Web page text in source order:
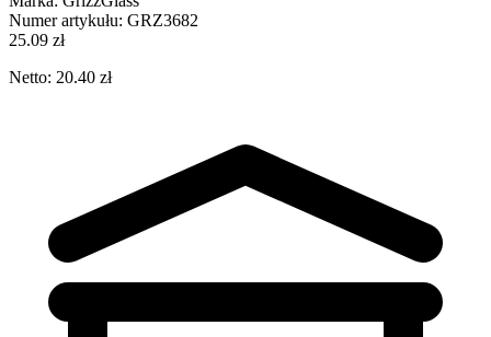
Numer artykułu: GRZ3682
25.09 zł
Netto: 20.40 zł